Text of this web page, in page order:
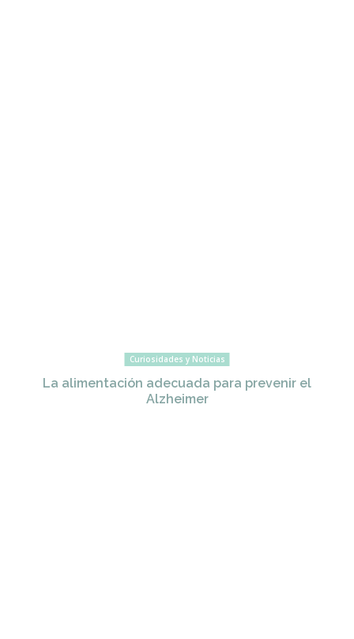
Curiosidades y Noticias
La alimentación adecuada para prevenir el
Alzheimer